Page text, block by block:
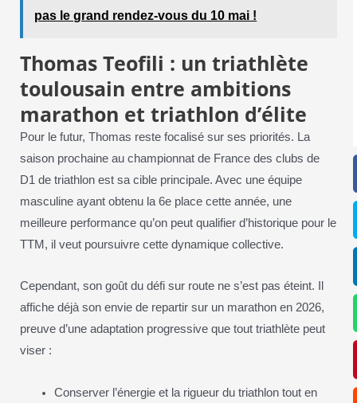
pas le grand rendez-vous du 10 mai !
Thomas Teofili : un triathlète
toulousain entre ambitions
marathon et triathlon d’élite
Pour le futur, Thomas reste focalisé sur ses priorités. La
saison prochaine au championnat de France des clubs de
D1 de triathlon est sa cible principale. Avec une équipe
masculine ayant obtenu la 6e place cette année, une
meilleure performance qu’on peut qualifier d’historique pour le
TTM, il veut poursuivre cette dynamique collective.
Cependant, son goût du défi sur route ne s’est pas éteint. Il
affiche déjà son envie de repartir sur un marathon en 2026,
preuve d’une adaptation progressive que tout triathlète peut
viser :
Conserver l’énergie et la rigueur du triathlon tout en